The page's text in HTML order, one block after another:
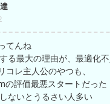
てんね
る最大の理由が、最適化
コレ主人公のやつも、
の評価最悪スタートだった
ないとうるさい人多い